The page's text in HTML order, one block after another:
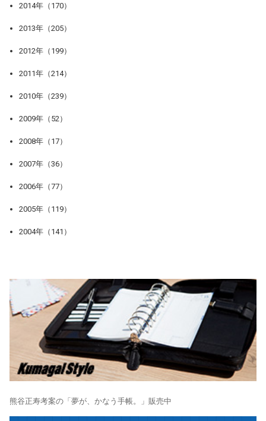
2014年（170）
2013年（205）
2012年（199）
2011年（214）
2010年（239）
2009年（52）
2008年（17）
2007年（36）
2006年（77）
2005年（119）
2004年（141）
熊谷正寿考案の「夢が、かなう手帳。」販売中